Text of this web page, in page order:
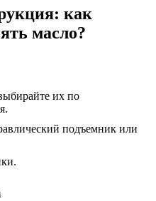
как
масло?
их по
подъемник или